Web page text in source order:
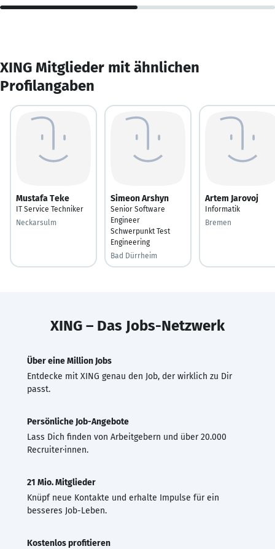
XING Mitglieder mit ähnlichen
Profilangaben
Mustafa Teke
IT Service Techniker
Neckarsulm
Simeon Arshyn
Senior Software
Engineer
Schwerpunkt Test
Engineering
Bad Dürrheim
Artem Jarovoj
Informatik
Bremen
XING – Das Jobs-Netzwerk
Über eine Million Jobs
Entdecke mit XING genau den Job, der wirklich zu Dir
passt.
Persönliche Job-Angebote
Lass Dich finden von Arbeitgebern und über 20.000
Recruiter·innen.
21 Mio. Mitglieder
Knüpf neue Kontakte und erhalte Impulse für ein
besseres Job-Leben.
Kostenlos profitieren